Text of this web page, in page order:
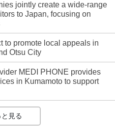
jointly create a wide-range
to Japan, focusing on
to promote local appeals in
Otsu City
MEDI PHONE provides
in Kumamoto to support
と見る